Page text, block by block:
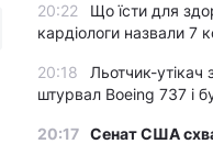
20:22
Що їсти для
кардіологи назвали 7
20:18
Льотчик-
штурвал Boeing 737 і
20:17 Сенат США